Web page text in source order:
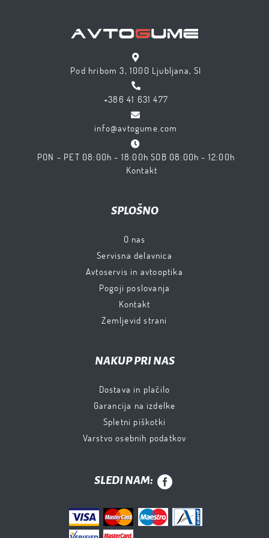
Pod hribom 3, 1000 Ljubljana, SI
+386 41 631 477
info@avtogume.com
PON - PET 08:00h - 18:00h SOB 08:00h - 12:00h
Kontakt
SPLOŠNO
O nas
Servisna delavnica
Avtoservis in avtooptika
Pogoji poslovanja
Kontakt
Zemljevid strani
NAKUP PRI NAS
Dostava in plačilo
Garancija na izdelke
Spletni piškotki
Varstvo osebnih podatkov
SLEDI NAM: